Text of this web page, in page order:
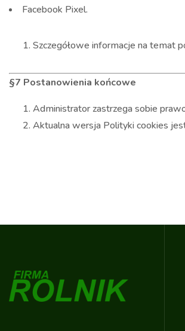
Facebook Pixel.
Szczegółowe informacje na temat
§7 Postanowienia końcowe
Administrator zastrzega sobie
Aktualna wersja Polityki cookies